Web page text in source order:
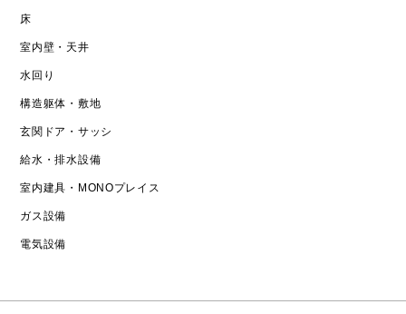
床
室内壁・天井
水回り
構造躯体・敷地
玄関ドア・サッシ
給水・排水設備
室内建具・MONOプレイス
ガス設備
電気設備